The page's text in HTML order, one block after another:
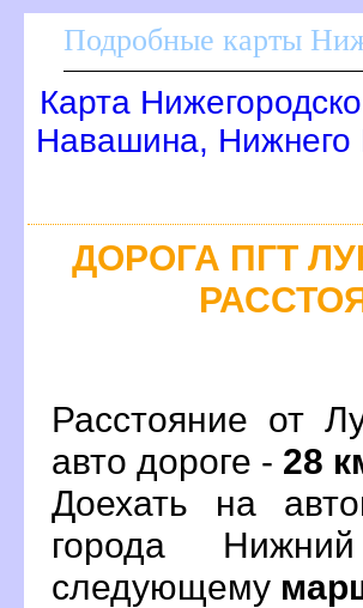
Подробные карты
Карта
Навашина, Нижнего
ДОРОГА ПГТ
Расстояние от
авто дороге - 28
Доехать на
орода
следующему